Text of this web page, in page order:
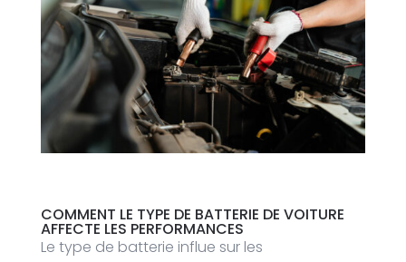
COMMENT LE TYPE DE BATTERIE DE VOITURE
AFFECTE LES PERFORMANCES
Le type de batterie influe sur les